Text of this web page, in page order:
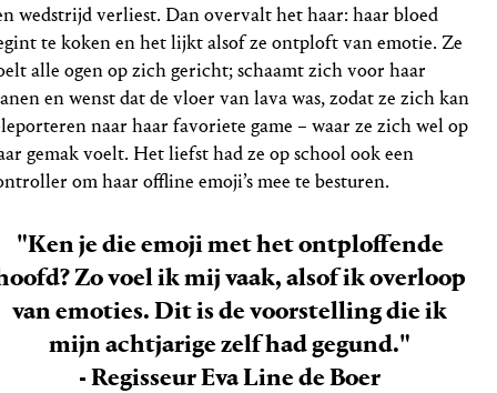
wedstrijd verliest. Dan overvalt het haar: haar bloed
te koken en het lijkt alsof ze ontploft van emotie. Ze
alle ogen op zich gericht; schaamt zich voor haar
en wenst dat de vloer van lava was, zodat ze zich kan
naar haar favoriete game – waar ze zich wel op
gemak voelt. Het liefst had ze op school ook een
om haar offline emoji’s mee te besturen.
"Ken je die emoji met het ontploffende
Zo voel ik mij vaak, alsof ik overloop
van emoties. Dit is de voorstelling die ik
mijn achtjarige zelf had gegund."
- Regisseur Eva Line de Boer